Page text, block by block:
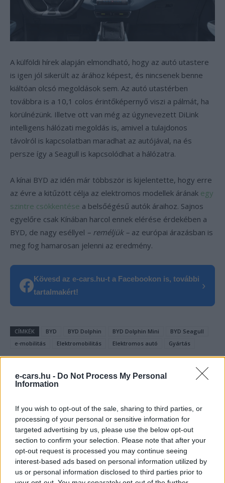
e-cars.hu - Do Not Process My Personal
Information
If you wish to opt-out of the sale, sharing to third parties, or
processing of your personal or sensitive information for
targeted advertising by us, please use the below opt-out
section to confirm your selection. Please note that after your
opt-out request is processed you may continue seeing
interest-based ads based on personal information utilized by
us or personal information disclosed to third parties prior to
A külföldi hírek alapján elmondható, hogy az autó utastere
is igen jól sikerült az árához képest, és nincsenek benne
kiáltóan olcsó megoldások sem. Az autó utastérben
továbbra is a 10,1 colos érintőképernyő viszi a pálmát, ha
körülnézünk. Illetve ott van még az úgynevezett DiLink
intelligens hálózati megoldás is, amivel a tulajdonos
távolról is kapcsolatban maradhat az autójával, na és
persze így a Seagull is kapcsolódhat a hálózatra.
A kínai BYD az idén már többször is kijelentette, hogy erre
az évre a kitűzött célja az elektromos modellek árának egy
szintre csökkentése a belsőégésű autók áraihoz. Sajnos
egyelőre csak Kínában harcol ennek elérése érdekében a
BYD, de nagy eséllyel – reméljük – az európai árazásban is
meg fog hamarosan jelenni az eredmény.
Kövesd az e-cars.hu-t a Facebookon is, további
tartalmakért!
›
CÍMKÉK BYD BYD Dolphin BYD Dolphin Mini
BYD Seagull
e-mobilitás
Elektromobilitás Elektromos autó Gyártás